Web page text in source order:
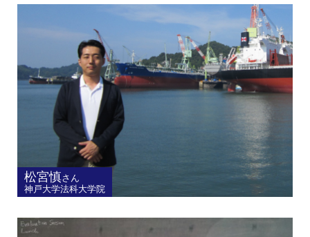
松宮慎さん
神戸大学法科大学院